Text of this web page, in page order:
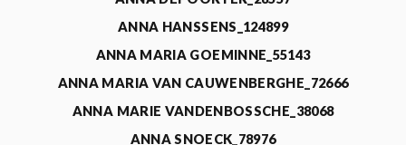
ANNA HANSSENS_124899
ANNA MARIA GOEMINNE_55143
ANNA MARIA VAN CAUWENBERGHE_72666
ANNA MARIE VANDENBOSSCHE_38068
ANNA SNOECK_78976